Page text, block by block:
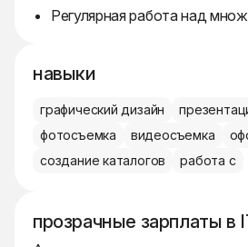
Регулярная работа над
навыки
графический дизайн
фотосъемка
видеосъемка
создание каталогов
работа с
прозрачные зарплаты в